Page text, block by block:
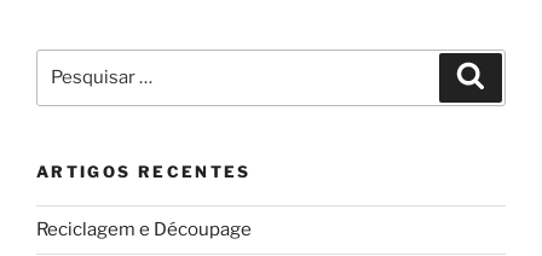
por:
ARTIGOS RECENTES
Reciclagem e Découpage